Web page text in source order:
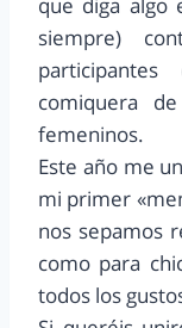
que diga algo
siempre)
comiquera
femeninos.
Este año me
mi primer
nos sepamos
como para
todos los